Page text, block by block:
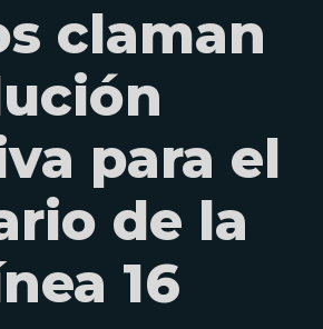
claman
para el
de la
16